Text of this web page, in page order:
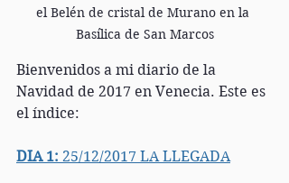
el Belén de cristal de Murano en la
Basílica de San Marcos
Bienvenidos a mi diario de la
Navidad de 2017 en Venecia. Este es
el índice:
DIA 1: 25/12/2017 LA LLEGADA